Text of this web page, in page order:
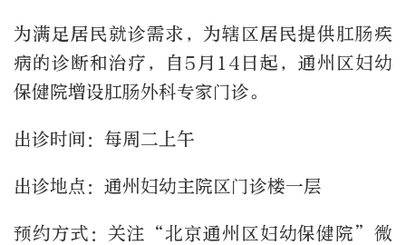
为满足居民就诊需求，为辖区居民提供肛肠疾
病的诊断和治疗，自5月14日起，通州区妇幼
保健院增设肛肠外科专家门诊。
出诊时间：每周二上午
出诊地点：通州妇幼主院区门诊楼一层
预约方式：关注“北京通州区妇幼保健院”微